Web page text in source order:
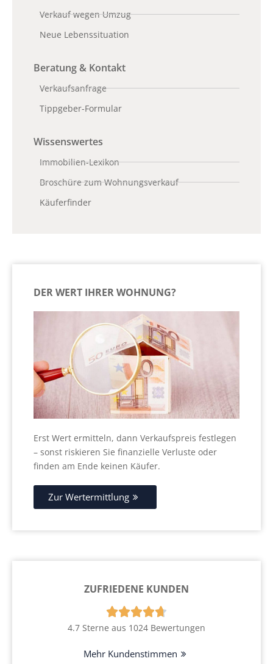
Verkauf wegen Umzug
Neue Lebenssituation
Beratung & Kontakt
Verkaufsanfrage
Tippgeber-Formular
Wissenswertes
Immobilien-Lexikon
Broschüre zum Wohnungsverkauf
Käuferfinder
DER WERT IHRER WOHNUNG?
Erst Wert ermitteln, dann Verkaufspreis festlegen
– sonst riskieren Sie finanzielle Verluste oder
finden am Ende keinen Käufer.
Zur Wertermittlung
ZUFRIEDENE KUNDEN

4.7 Sterne aus 1024 Bewertungen
Mehr Kundenstimmen